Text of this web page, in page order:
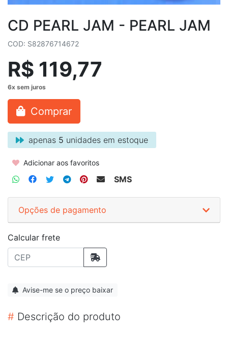
CD PEARL JAM - PEARL JAM
COD: S82876714672
R$ 119,77
Comprar
apenas 5 unidades em estoque
Adicionar aos favoritos
SMS
Opções de pagamento
Calcular frete
Avise-me se o preço baixar
# Descrição do produto